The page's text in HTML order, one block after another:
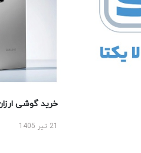
خرید گوشی ارزان